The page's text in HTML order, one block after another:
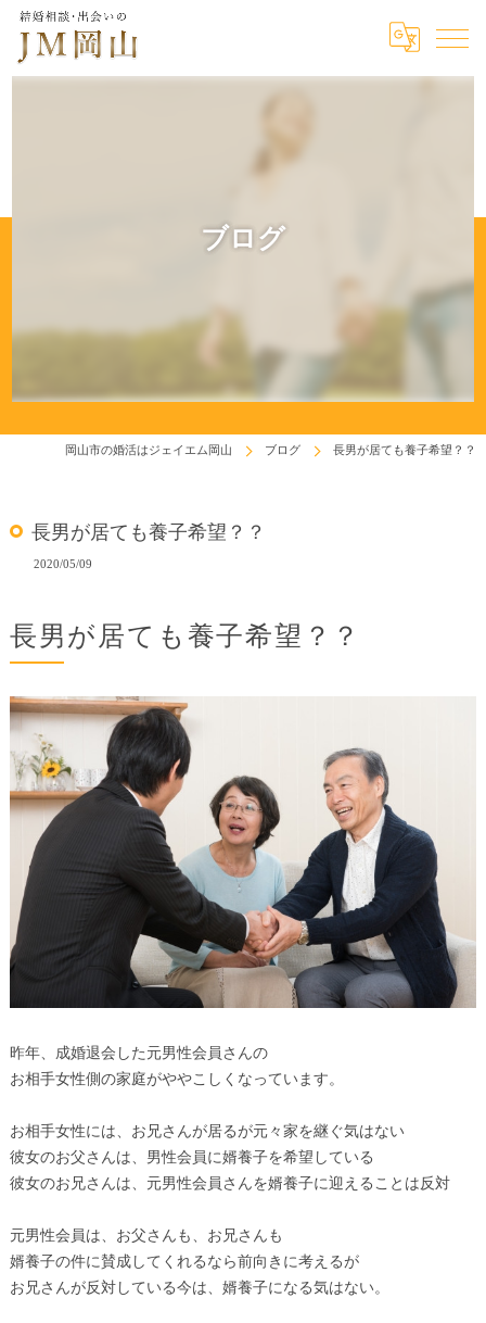
ブログ
岡山市の婚活はジェイエム岡山 ブログ 長男が居ても養子希望？？
長男が居ても養子希望？？
2020/05/09
長男が居ても養子希望？？
昨年、成婚退会した元男性会員さんの
お相手女性側の家庭がややこしくなっています。
お相手女性には、お兄さんが居るが元々家を継ぐ気はない
彼女のお父さんは、男性会員に婿養子を希望している
彼女のお兄さんは、元男性会員さんを婿養子に迎えることは反対
元男性会員は、お父さんも、お兄さんも
婿養子の件に賛成してくれるなら前向きに考えるが
お兄さんが反対している今は、婿養子になる気はない。